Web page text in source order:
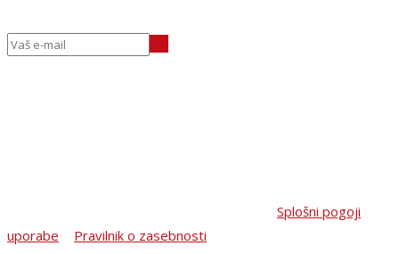
Splošni pogoji
uporabe
Pravilnik o zasebnosti